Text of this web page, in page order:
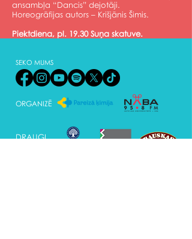
ansambļa “Dancis” dejotāji.
Horeogrāfijas autors – Krišjānis Šimis.
Piektdiena, pl. 19.30 Suņa skatuve.
SEKO MUMS
ORGANIZĒ
DRAUGI